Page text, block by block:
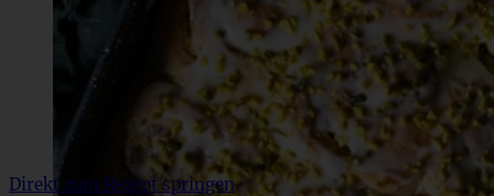
Direkt zum Rezept springen